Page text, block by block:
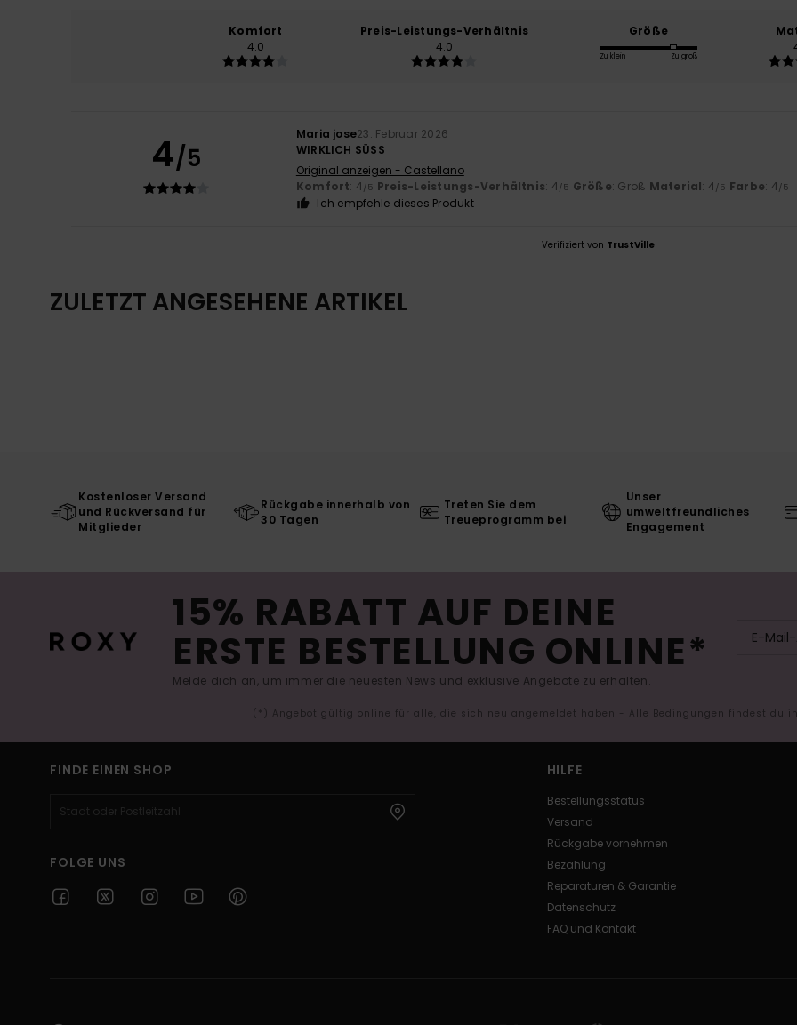
Komfort
4.0
Preis-Leistungs-Verhältnis
4.0
Größe
Zu klein Zu groß
4/5
Maria jose23. Februar 2026
WIRKLICH SÜSS
Original anzeigen - Castellano
Komfort: 4/5 Preis-Leistungs-Verhältnis: 4/5 Größe: Groß Material: 4/5 Farbe: 4/5
Ich empfehle dieses Produkt
Verifiziert von TrustVille
ZULETZT ANGESEHENE ARTIKEL
Kostenloser Versand
und Rückversand für
Mitglieder
Rückgabe innerhalb von
30 Tagen
Treten Sie dem
Treueprogramm bei
Unser
umweltfreundliches
Engagement
15% RABATT AUF DEINE
ERSTE BESTELLUNG ONLINE*
Melde dich an, um immer die neuesten News und exklusive Angebote zu erhalten.
(*) Angebot gültig online für alle, die sich neu angemeldet haben - Alle Bedingungen findest du
FINDE EINEN SHOP
FOLGE UNS
HILFE
Bestellungsstatus
Versand
Rückgabe vornehmen
Bezahlung
Reparaturen & Garantie
Datenschutz
FAQ und Kontakt